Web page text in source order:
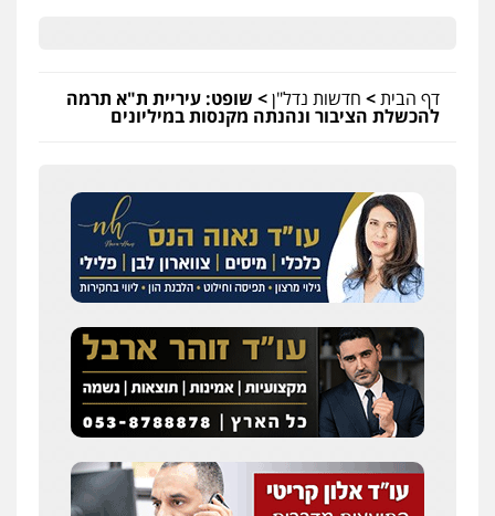
דף הבית> חדשות נדל"ן> שופט: עיריית ת"א תרמה
להכשלת הציבור ונהנתה מקנסות במיליונים